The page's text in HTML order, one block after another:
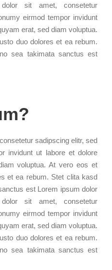
sit amet, consetetur
eirmod tempor invidunt
erat, sed diam voluptua.
duo dolores et ea rebum.
sea takimata sanctus est
sadipscing elitr, sed
invidunt ut labore et dolore
voluptua. At vero eos et
et ea rebum. Stet clita kasd
est Lorem ipsum dolor
sit amet, consetetur
eirmod tempor invidunt
erat, sed diam voluptua.
duo dolores et ea rebum.
sea takimata sanctus est